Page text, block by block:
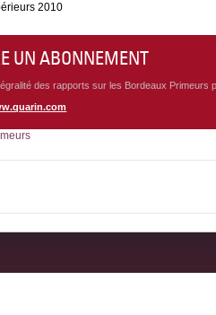
2010
UN ABONNEMENT
des rapports sur les Bordeaux Primeurs